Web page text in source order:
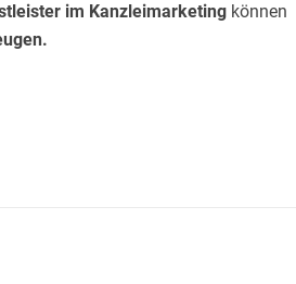
im Kanzleimarketing können